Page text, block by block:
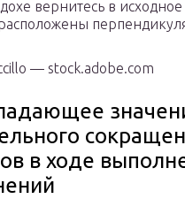
вернитесь в
— stock.adobe.com
в ходе